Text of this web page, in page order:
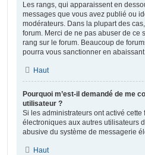
Les rangs, qui apparaissent en
messages que vous avez publié ou
modérateurs. Dans la plupart des
forum. Merci de ne pas abuser de ce
rang sur le forum. Beaucoup de
pourra vous sanctionner en
Haut
Pourquoi m’est-il demandé de me
utilisateur ?
Si les administrateurs ont activé
électroniques aux autres utilisateurs
abusive du système de messagerie
Haut